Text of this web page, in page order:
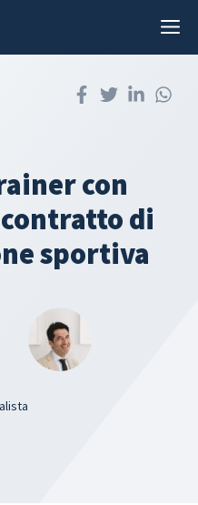
con
di
sportiva